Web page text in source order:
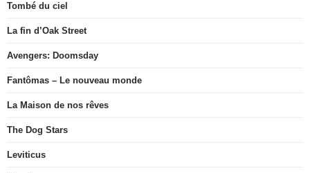
Tombé du ciel
La fin d’Oak Street
Avengers: Doomsday
Fantômas – Le nouveau monde
La Maison de nos rêves
The Dog Stars
Leviticus